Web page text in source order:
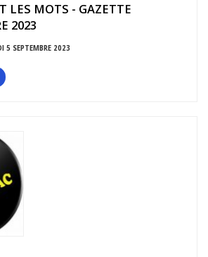
LES MOTS - GAZETTE
2023
5 SEPTEMBRE 2023